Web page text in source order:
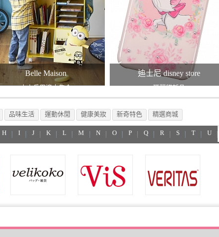
Belle Maison
小小兵周邊大集合
迪士尼 disney store
瑪麗貓新品
品味生活 運動休閒 健康美妝 新奇特色 精選商城
H I J K L M N O P Q R S T U